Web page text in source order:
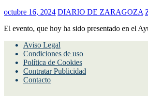
octubre 16, 2024 DIARIO DE ZARAGOZA
El evento, que hoy ha sido presentado en el
Aviso Legal
Condiciones de uso
Política de Cookies
Contratar Publicidad
Contacto